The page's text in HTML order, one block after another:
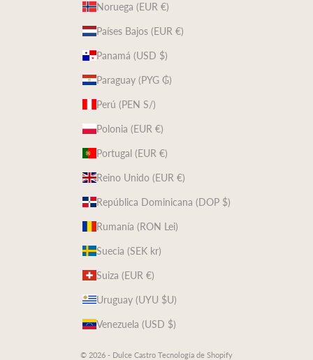
Noruega (EUR €)
Países Bajos (EUR €)
Panamá (USD $)
Paraguay (PYG ₲)
Perú (PEN S/)
Polonia (EUR €)
Portugal (EUR €)
Reino Unido (EUR €)
República Dominicana (DOP $)
Rumanía (RON Lei)
Suecia (SEK kr)
Suiza (EUR €)
Uruguay (UYU $U)
Venezuela (USD $)
© 2026 - Dulce Castro Tecnología de Shopify